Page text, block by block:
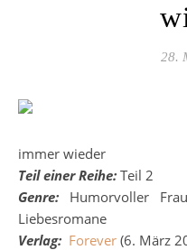
28.
immer wieder
Teil einer Reihe: Teil 2
Genre: Humorvoller
Liebesromane
Verlag: Forever (6. März